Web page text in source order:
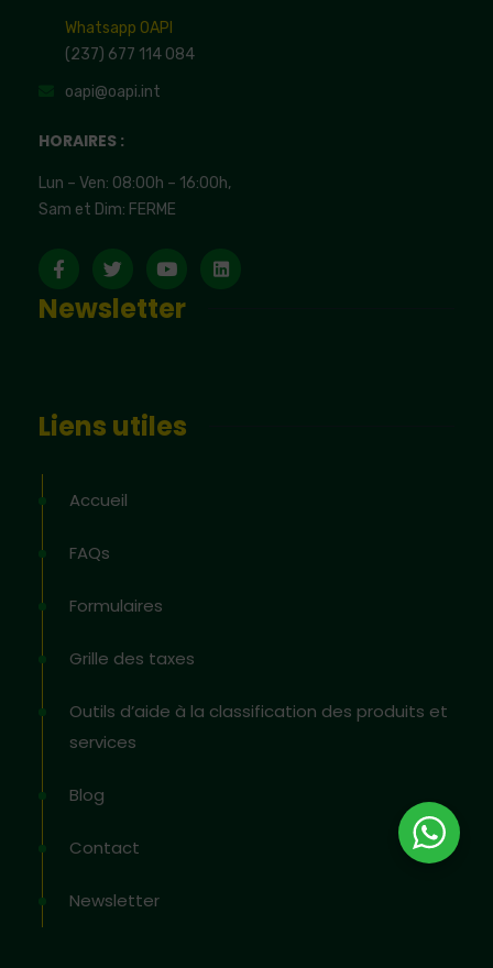
Whatsapp OAPI
(237) 677 114 084
oapi@oapi.int
HORAIRES :
Lun – Ven: 08:00h – 16:00h,
Sam et Dim: FERME
Newsletter
Liens utiles
Accueil
FAQs
Formulaires
Grille des taxes
Outils d’aide à la classification des produits et
services
Blog
Contact
Newsletter